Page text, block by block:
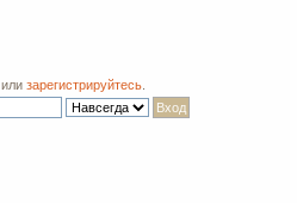
илизарегистрируйтесь